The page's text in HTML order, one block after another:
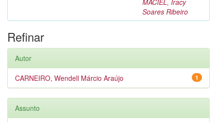
MACIEL, Iracy
Soares Ribeiro
Refinar
Autor
1
CARNEIRO, Wendell Márcio Araújo
Assunto